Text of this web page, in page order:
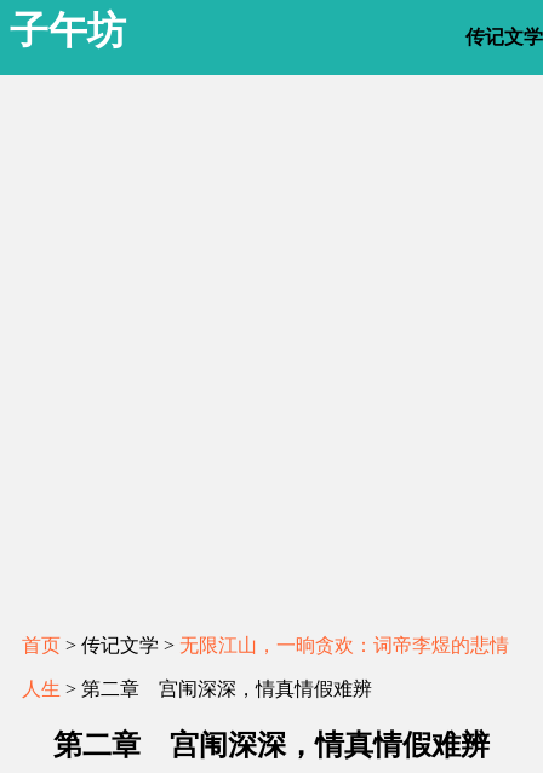
子午坊 传记文学
首页 > 传记文学 > 无限江山，一晌贪欢：词帝李煜的悲情
人生 > 第二章 宫闱深深，情真情假难辨
第二章 宫闱深深，情真情假难辨